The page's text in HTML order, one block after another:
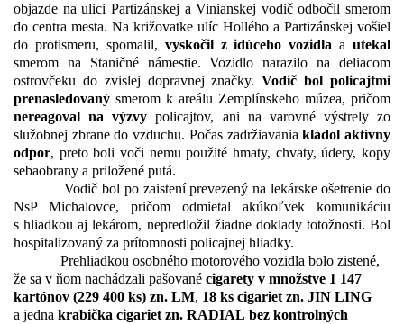
objazde na ulici Partizánskej a Vinianskej vodič odbočil smerom
do centra mesta. Na križovatke ulíc Hollého a Partizánskej vošiel
do protismeru, spomalil, vyskočil z idúceho vozidla a utekal
smerom na Staničné námestie. Vozidlo narazilo na deliacom
ostrovčeku do zvislej dopravnej značky.Vodič bol policajtmi
prenasledovaný smerom k areálu Zemplínskeho múzea, pričom
nereagoval na výzvy policajtov, ani na varovné výstrely zo
služobnej zbrane do vzduchu. Počas zadržiavaniakládol aktívny
odpor, preto boli voči nemu použité hmaty, chvaty, údery, kopy
sebaobrany a priložené putá.
Vodič bol po zaistení prevezený na lekárske ošetrenie do
NsP Michalovce, pričom odmietal akúkoľvek komunikáciu
s hliadkou aj lekárom, nepredložil žiadne doklady totožnosti. Bol
hospitalizovaný za prítomnosti policajnej hliadky.
Prehliadkou osobného motorového vozidla bolo zistené,
že sa v ňom nachádzali pašované cigarety v množstve 1 147
kartónov (229 400 ks) zn. LM, 18 ks cigariet zn. JIN LING
a jedna krabička cigariet zn. RADIAL bez kontrolných